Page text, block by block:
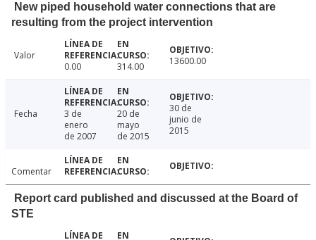
New piped household water connections that are
resulting from the project intervention
Valor
0.00
314.00 13600.00
Fecha
3 de
enero
de 2007
20 de
mayo
de 2015
30 de
junio de
2015
Comentar
Report card published and discussed at the Board of
STE